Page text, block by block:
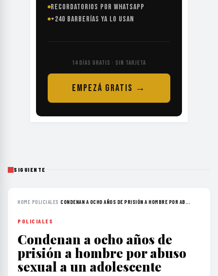
RECORDATORIOS POR WHATSAPP
+240 BARBERÍAS YA LO USAN
14 DÍAS GRATIS · SIN TARJETA
EMPEZÁ GRATIS →
SIGUIENTE
HOME›POLICIALES ›CONDENAN A OCHO AÑOS DE PRISIÓN A HOMBRE POR AB...
POLICIALES
Condenan a ocho años de
prisión a hombre por abuso
sexual a un adolescente